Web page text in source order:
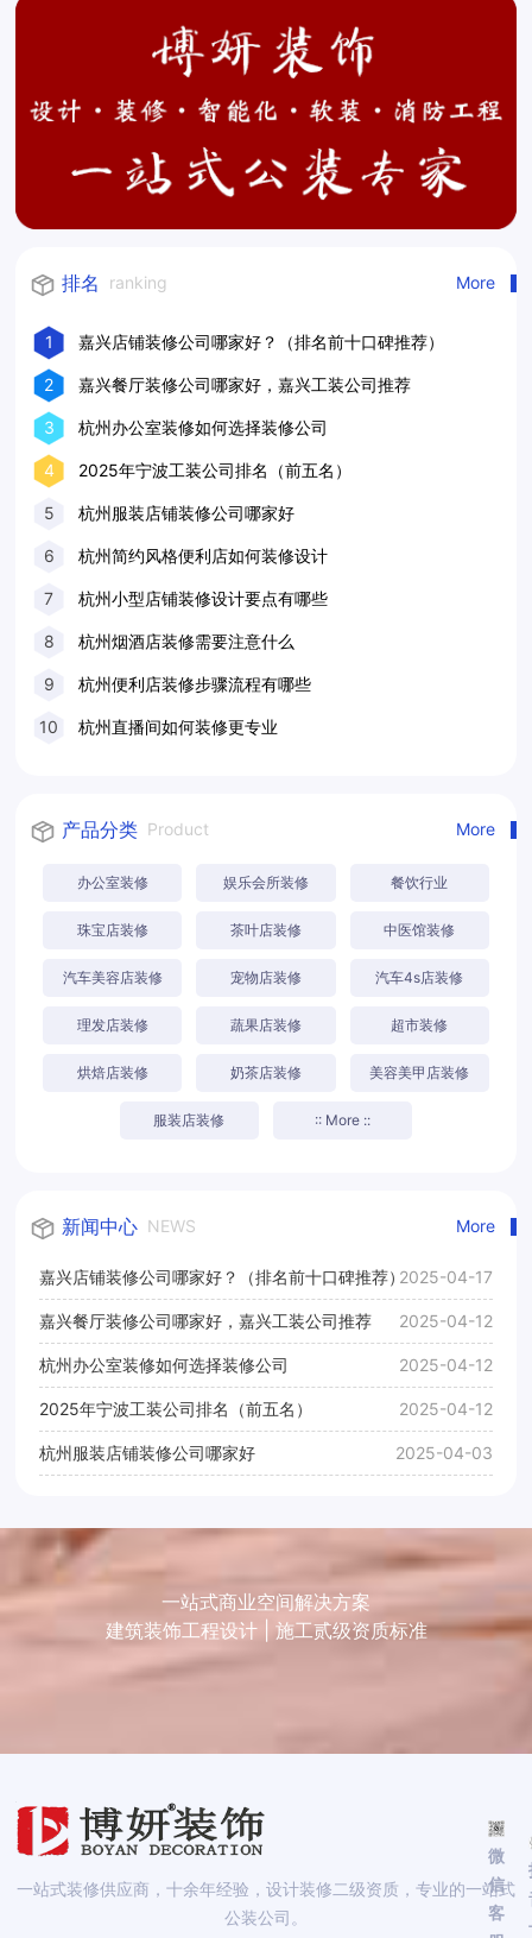
排名 ranking More
1 嘉兴店铺装修公司哪家好？（排名前十口碑推荐）
2 嘉兴餐厅装修公司哪家好，嘉兴工装公司推荐
3 杭州办公室装修如何选择装修公司
4 2025年宁波工装公司排名（前五名）
5 杭州服装店铺装修公司哪家好
6 杭州简约风格便利店如何装修设计
7 杭州小型店铺装修设计要点有哪些
8 杭州烟酒店装修需要注意什么
9 杭州便利店装修步骤流程有哪些
10 杭州直播间如何装修更专业
产品分类 Product More
办公室装修 娱乐会所装修 餐饮行业
珠宝店装修 茶叶店装修 中医馆装修
汽车美容店装修 宠物店装修 汽车4s店装修
理发店装修 蔬果店装修 超市装修
烘焙店装修 奶茶店装修 美容美甲店装修
服装店装修 :: More ::
新闻中心 NEWS More
嘉兴店铺装修公司哪家好？（排名前十口碑推荐）2025-04-17
嘉兴餐厅装修公司哪家好，嘉兴工装公司推荐 2025-04-12
杭州办公室装修如何选择装修公司 2025-04-12
2025年宁波工装公司排名（前五名） 2025-04-12
杭州服装店铺装修公司哪家好 2025-04-03
一站式商业空间解决方案
建筑装饰工程设计 | 施工贰级资质标准
一站式装修供应商，十余年经验，设计装修二级资质，专业的一站式
公装公司。
微
信
客